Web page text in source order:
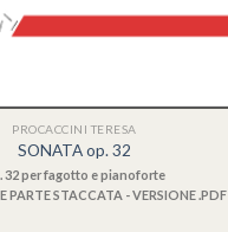
PROCACCINI TERESA
SONATA op. 32
32 per fagotto e pianoforte
PARTE STACCATA - VERSIONE .PDF